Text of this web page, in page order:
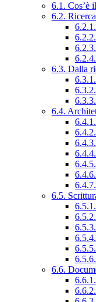
6.1. Cos’è
6.2.
6.3. Dalla
6.4.
6.5.
6.6.